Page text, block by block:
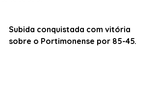
Subida conquistada com vitória
sobre o Portimonense por 85-45.